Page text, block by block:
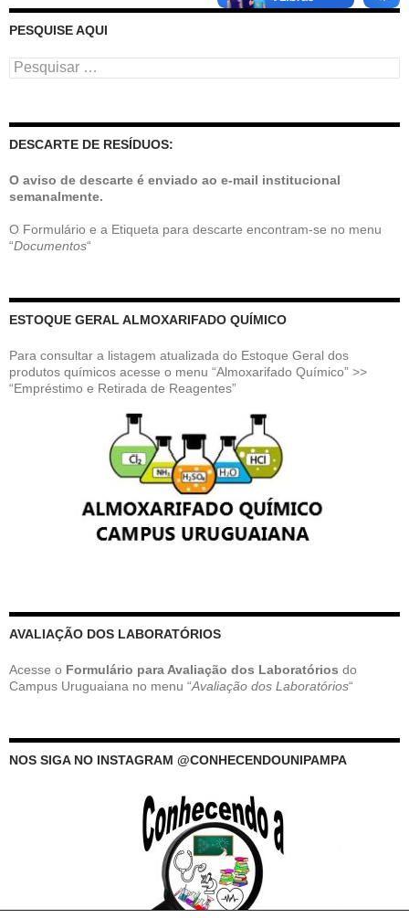
PESQUISE AQUI
Pesquisar
por:
DESCARTE DE RESÍDUOS:
O aviso de descarte é enviado ao e-mail institucional
semanalmente.
O Formulário e a Etiqueta para descarte encontram-se no menu
“Documentos“
ESTOQUE GERAL ALMOXARIFADO QUÍMICO
Para consultar a listagem atualizada do Estoque Geral dos
produtos químicos acesse o menu “Almoxarifado Químico” >>
“Empréstimo e Retirada de Reagentes”
AVALIAÇÃO DOS LABORATÓRIOS
Acesse o Formulário para Avaliação dos Laboratórios do
Campus Uruguaiana no menu “Avaliação dos Laboratórios“
NOS SIGA NO INSTAGRAM @CONHECENDOUNIPAMPA